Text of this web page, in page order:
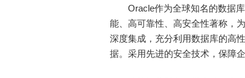
Oracle作为全球知名的数据库
能、高可靠性、高安全性著称，
深度集成，充分利用数据库的高
据。采用先进的安全技术，保障